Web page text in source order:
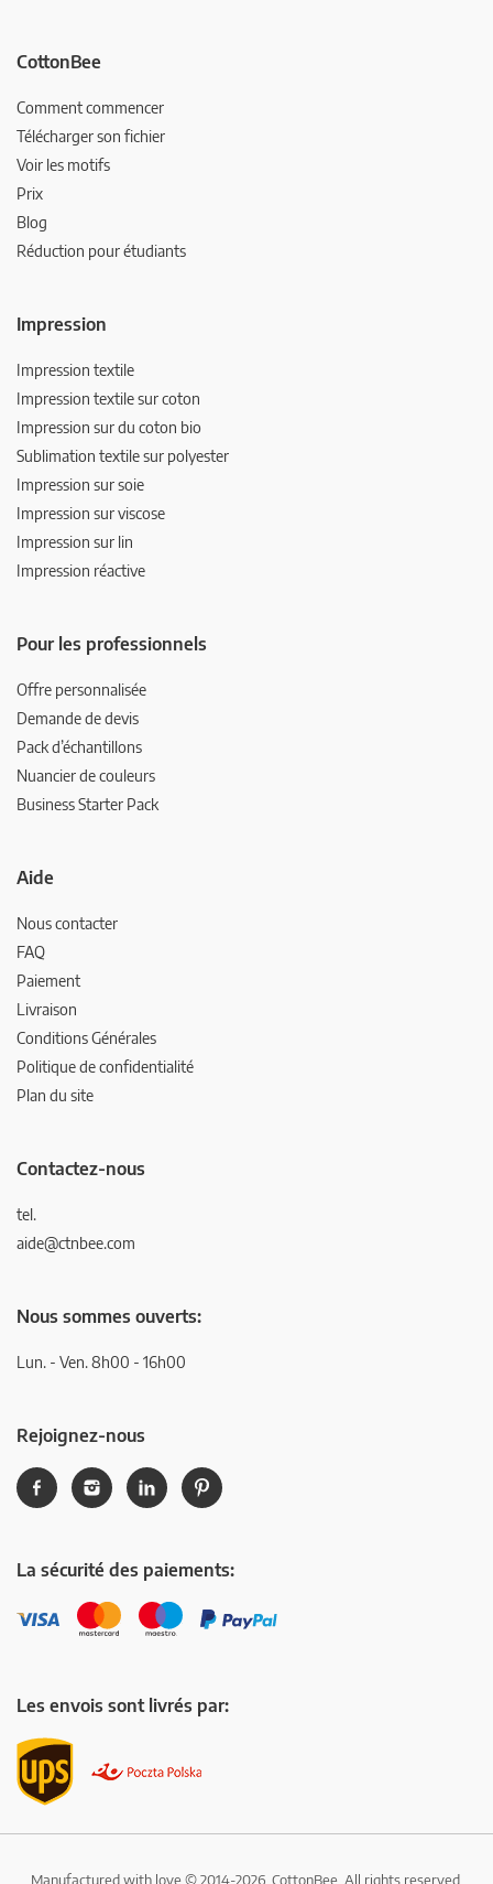
CottonBee
Comment commencer
Télécharger son fichier
Voir les motifs
Prix
Blog
Réduction pour étudiants
Impression
Impression textile
Impression textile sur coton
Impression sur du coton bio
Sublimation textile sur polyester
Impression sur soie
Impression sur viscose
Impression sur lin
Impression réactive
Pour les professionnels
Offre personnalisée
Demande de devis
Pack d’échantillons
Nuancier de couleurs
Business Starter Pack
Aide
Nous contacter
FAQ
Paiement
Livraison
Conditions Générales
Politique de confidentialité
Plan du site
Contactez-nous
tel.
aide@ctnbee.com
Nous sommes ouverts:
Lun. - Ven. 8h00 - 16h00
Rejoignez-nous
La sécurité des paiements:
Les envois sont livrés par:
Manufactured with love © 2014-2026, CottonBee, All rights reserved.